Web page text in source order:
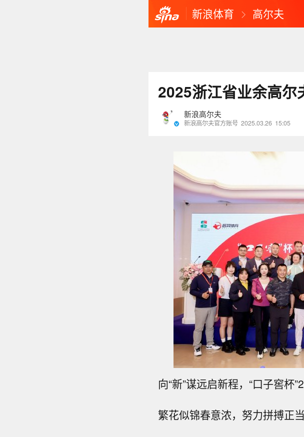
新浪体育 高尔夫
2025浙江省业余高尔
新浪高尔夫
新浪高尔夫官方账号 2025.03.26 15:05
向“新”谋远启新程，“口子窖
繁花似锦春意浓，努力拼搏正当